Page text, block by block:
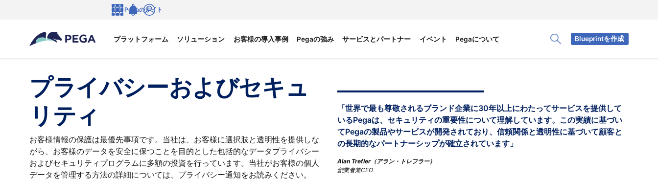
Toggle Search Panel
プラットフォーム ソリューション お客様の導入事例 Pegaの強み サービスとパートナー イベント Pegaについて
Pegaのサイト
Blueprintを作成
プライバシーおよびセキュ
リティ
お客様情報の保護は最優先事項です。当社は、お客様に選択肢と透明性を提供しな
がら、お客様のデータを安全に保つことを目的とした包括的なデータプライバシー
およびセキュリティプログラムに多額の投資を行っています。当社がお客様の個人
データを管理する方法の詳細については、プライバシー通知をお読みください。
「世界で最も尊敬されるブランド企業に30年以上にわたってサービスを提供して
いるPegaは、セキュリティの重要性について理解しています。この実績に基づい
てPegaの製品やサービスが開発されており、信頼関係と透明性に基づいて顧客と
の長期的なパートナーシップが確立されています」
Alan Trefler（アラン・トレフラー）
創業者兼CEO